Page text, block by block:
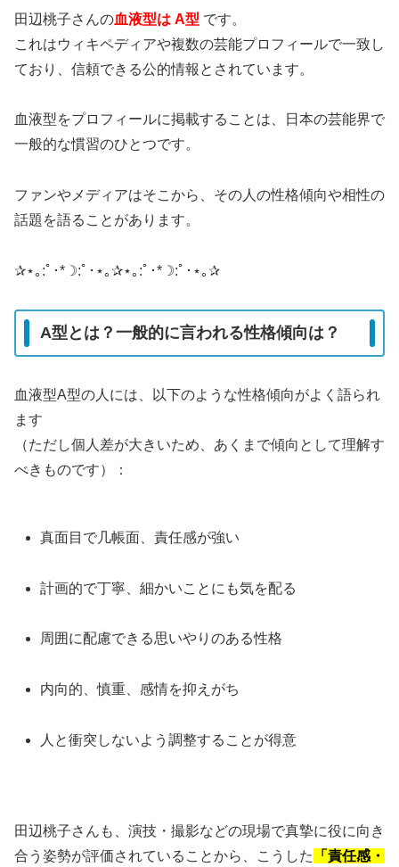
田辺桃子さんの血液型は A型 です。
これはウィキペディアや複数の芸能プロフィールで一致し
ており、信頼できる公的情報とされています。
血液型をプロフィールに掲載することは、日本の芸能界で
一般的な慣習のひとつです。
ファンやメディアはそこから、その人の性格傾向や相性の
話題を語ることがあります。
✰⋆｡:ﾟ･*☽:ﾟ･⋆｡✰⋆｡:ﾟ･*☽:ﾟ･⋆｡✰
A型とは？一般的に言われる性格傾向は？
血液型A型の人には、以下のような性格傾向がよく語られ
ます
（ただし個人差が大きいため、あくまで傾向として理解す
べきものです）：
真面目で几帳面、責任感が強い
計画的で丁寧、細かいことにも気を配る
周囲に配慮できる思いやりのある性格
内向的、慎重、感情を抑えがち
人と衝突しないよう調整することが得意
田辺桃子さんも、演技・撮影などの現場で真摯に役に向き
合う姿勢が評価されていることから、こうした
「責任感・